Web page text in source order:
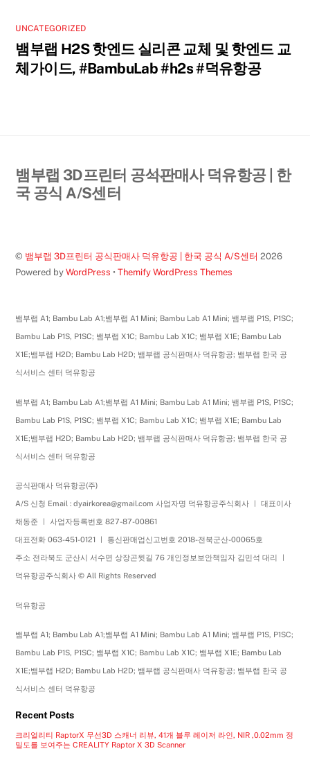
UNCATEGORIZED
뱀부랩 H2S 핫엔드 실리콘 교체 및 핫엔드 교
체가이드, #BambuLab #h2s #덕유항공
Back
뱀부랩 3D프린터 공식판매사 덕유항공 | 한
국 공식 A/S센터
© 뱀부랩 3D프린터 공식판매사 덕유항공 | 한국 공식 A/S센터 2026
Powered byWordPress •Themify WordPress Themes
뱀부랩 A1; Bambu Lab A1;뱀부랩 A1 Mini; Bambu Lab A1 Mini; 뱀부랩 P1S, P1SC;
Bambu Lab P1S, P1SC; 뱀부랩 X1C; Bambu Lab X1C; 뱀부랩 X1E; Bambu Lab
X1E;뱀부랩 H2D; Bambu Lab H2D; 뱀부랩 공식판매사 덕유항공; 뱀부랩 한국 공
식서비스 센터 덕유항공
뱀부랩 A1; Bambu Lab A1;뱀부랩 A1 Mini; Bambu Lab A1 Mini; 뱀부랩 P1S, P1SC;
Bambu Lab P1S, P1SC; 뱀부랩 X1C; Bambu Lab X1C; 뱀부랩 X1E; Bambu Lab
X1E;뱀부랩 H2D; Bambu Lab H2D; 뱀부랩 공식판매사 덕유항공; 뱀부랩 한국 공
식서비스 센터 덕유항공
공식판매사 덕유항공(주)
A/S 신청 Email : dyairkorea@gmail.com 사업자명 덕유항공주식회사 ㅣ 대표이사
채동준 ㅣ 사업자등록번호 827-87-00861
대표전화 063-451-0121 ㅣ 통신판매업신고번호 2018-전북군산-00065호
주소 전라북도 군산시 서수면 상장곤윗길 76 개인정보보안책임자 김민석 대리 ㅣ
덕유항공주식회사 © All Rights Reserved
덕유항공
뱀부랩 A1; Bambu Lab A1;뱀부랩 A1 Mini; Bambu Lab A1 Mini; 뱀부랩 P1S, P1SC;
Bambu Lab P1S, P1SC; 뱀부랩 X1C; Bambu Lab X1C; 뱀부랩 X1E; Bambu Lab
X1E;뱀부랩 H2D; Bambu Lab H2D; 뱀부랩 공식판매사 덕유항공; 뱀부랩 한국 공
식서비스 센터 덕유항공
Recent Posts
크리얼리티 RaptorX 무선3D 스캐너 리뷰, 41개 블루 레이저 라인, NIR ,0.02mm 정
밀도를 보여주는 CREALITY Raptor X 3D Scanner